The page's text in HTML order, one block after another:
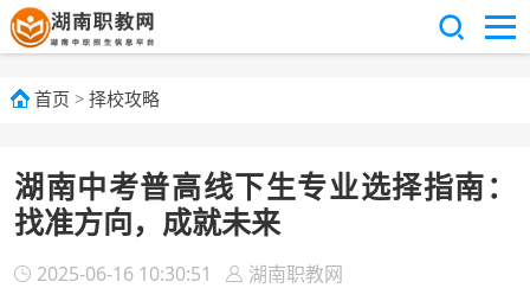
首页 > 择校攻略
湖南中考普高线下生专业选择指南：
找准方向，成就未来
2025-06-16 10:30:51 湖南职教网